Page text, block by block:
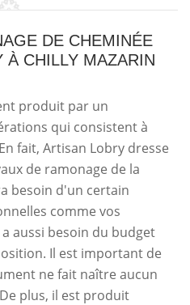
DE CHEMINÉE
À CHILLY MAZARIN
produit par un
qui consistent à
fait, Artisan Lobry dresse
de ramonage de la
besoin d'un certain
comme vos
aussi besoin du budget
Il est important de
ne fait naître aucun
plus, il est produit